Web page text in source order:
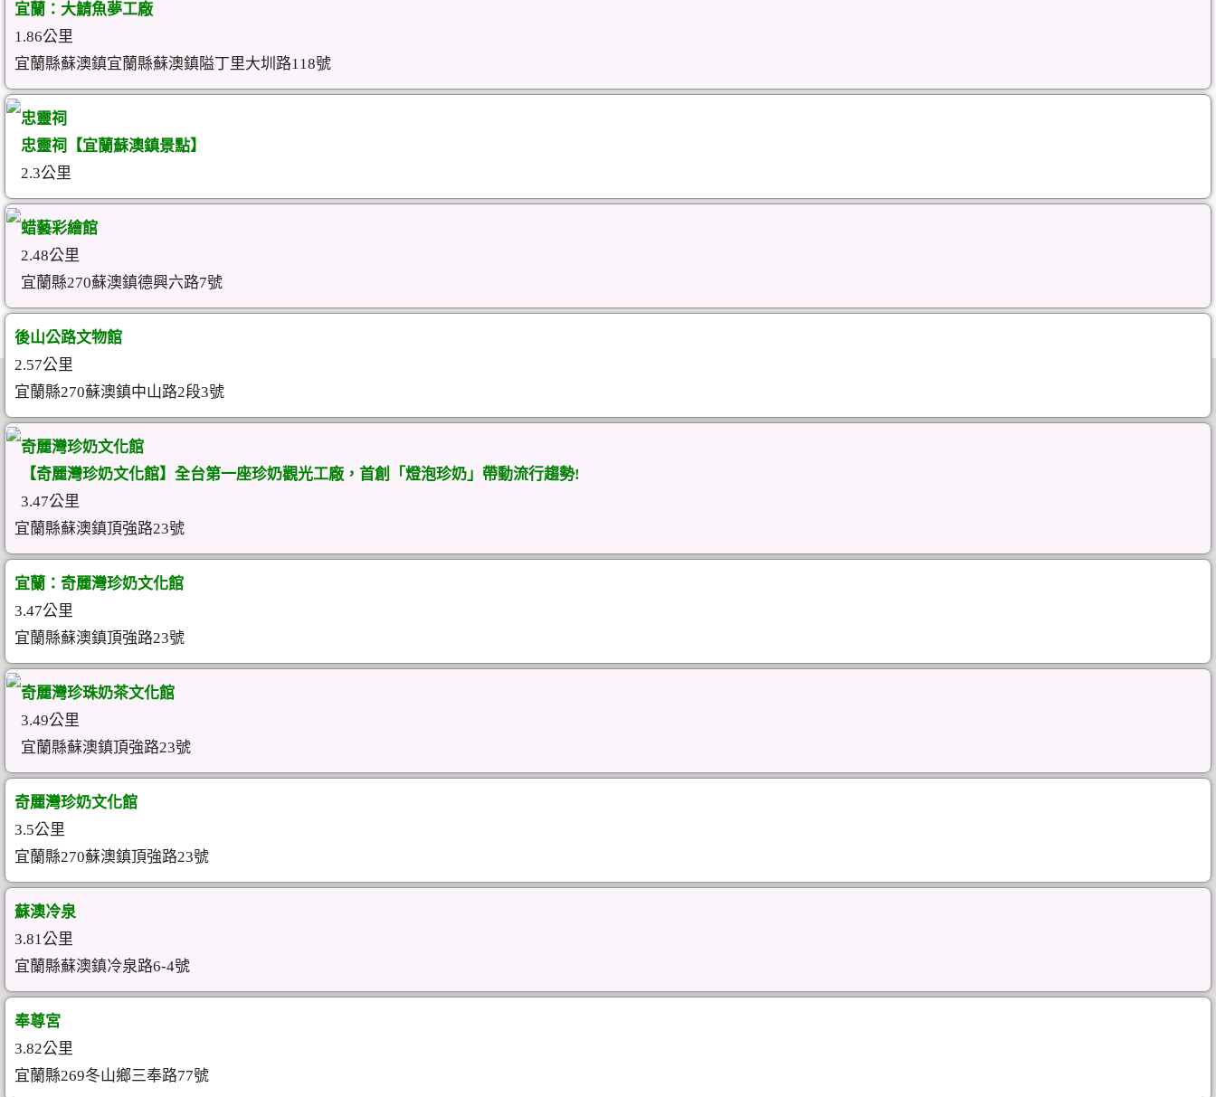
宜蘭：大鯖魚夢工廠
1.86公里
宜蘭縣蘇澳鎮宜蘭縣蘇澳鎮隘丁里大圳路118號
忠靈祠
忠靈祠【宜蘭蘇澳鎮景點】
2.3公里
蜡藝彩繪館
2.48公里
宜蘭縣270蘇澳鎮德興六路7號
後山公路文物館
2.57公里
宜蘭縣270蘇澳鎮中山路2段3號
奇麗灣珍奶文化館
【奇麗灣珍奶文化館】全台第一座珍奶觀光工廠，首創「燈泡珍奶」帶動流行趨勢!
3.47公里
宜蘭縣蘇澳鎮頂強路23號
宜蘭：奇麗灣珍奶文化館
3.47公里
宜蘭縣蘇澳鎮頂強路23號
奇麗灣珍珠奶茶文化館
3.49公里
宜蘭縣蘇澳鎮頂強路23號
奇麗灣珍奶文化館
3.5公里
宜蘭縣270蘇澳鎮頂強路23號
蘇澳冷泉
3.81公里
宜蘭縣蘇澳鎮冷泉路6-4號
奉尊宮
3.82公里
宜蘭縣269冬山鄉三奉路77號